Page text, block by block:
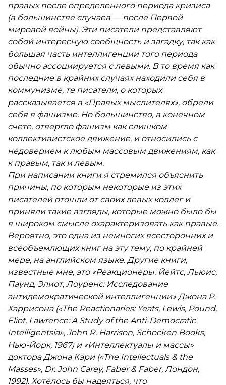
полярные взгляды на идеологии масс, на
религию и индустриализацию, на наследие
прошлого и плоды будущего. Однако все они в
той или иной степени отрицали материализм и
эгалитаризм, все они испытывали тревогу из-за
распада культуры и традиций. Именно эти
факторы заставили их искать альтернативу
коммунизму и капитализму, в результате чего
они принимали праворадикальные идеи,
комбинируя их с язычеством, христианством и
атеизмом. И именно эти факторы ставят в один
ряд таких несравнимых личностей, как Томас
Элиот и Алистер Кроули, Филиппо Маринетти и
Кнут Гамсун, Юлиус Эвола и Перси Стивенсен.
правых после определенного периода кризиса
(в большинстве случаев — после Первой
мировой войны). Эти писатели представляют
собой интересную сообщность и загадку, так как
большая часть интеллигенции того периода
обычно ассоциируется с левыми. В то время как
последние в крайних случаях находили себя в
коммунизме, те писатели, о которых
рассказывается в «Правых мыслителях», обрели
себя в фашизме. Но большинство, в конечном
счете, отвергло фашизм как слишком
коллективистское движение, и относились с
недоверием к любым массовым движениям, как
к правым, так и левым.
При написании книги я стремился объяснить
причины, по которым некоторые из этих
писателей отошли от своих левых коллег и
приняли такие взгляды, которые можно было бы
в широком смысле охарактеризовать как правые.
Вероятно, это одна из немногих всесторонних и
всеобъемлющих книг на эту тему, по крайней
мере, на английском языке. Другие книги,
известные мне, это «Реакционеры: Йейтс, Льюис,
Паунд, Элиот, Лоуренс: Исследование
антидемократической интеллигенции» Джона Р.
Харрисона («The Reactionaries: Yeats, Lewis, Pound,
Eliot, Lawrence: A Study of the Anti-Democratic
Intelligentsia», John R. Harrison, Schocken Books,
Нью-Йорк, 1967) и «Интеллектуалы и массы»
доктора Джона Кэри («The Intellectuals & the
Masses», Dr. John Carey, Faber & Faber, Лондон,
1992). Хотелось бы надеяться, что